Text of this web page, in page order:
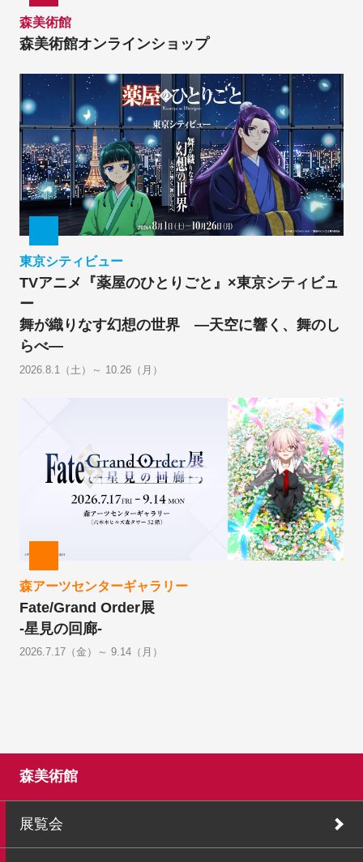
森美術館
森美術館オンラインショップ
東京シティビュー
TVアニメ『薬屋のひとりごと』×東京シティビュ
ー
舞が織りなす幻想の世界 ―天空に響く、舞のし
らべ―
2026.8.1（土）～ 10.26（月）
森アーツセンターギャラリー
Fate/Grand Order展
-星見の回廊-
2026.7.17（金）～ 9.14（月）
森美術館
展覧会